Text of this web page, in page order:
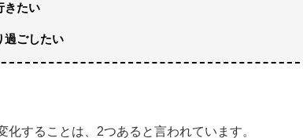
きたい
過ごしたい
化することは、2つあると言われています。